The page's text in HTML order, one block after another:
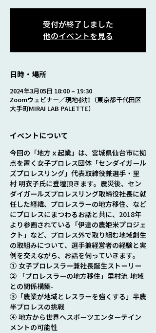
受付が終了しました
他のイベントを見る
日時・場所
2024年3月05日 18:00 – 19:30
Zoomウェビナー／現地参加（東京都千代田区
大手町MIRAI LAB PALETTE）
イベントについて
今回の「地方ｘ起業」は、宮城県仙台市に拠
点を置く女子プロレス団体「センダイガール
ズプロレスリング」代表取締役兼選手・里
村 明衣子氏に登壇頂きます。震災後、セン
ダイガールズプロレスリング取締役社長に就
任した経緯、プロレスラーの地方移住、など
にプロレスにまつわるお話と共に、2018年
より参画されている「伊達の農姫米プロジェ
クト」など、プロレス外で取り組む地域創生
の取組みについて、選手兼経営者の経験と実
例を交えながら、お話を伺っていきます。
① 女子プロレスラー兼社長誕生ストーリー
② 「プロレスラーの地方移住」里村流-地域
との関係構築-
③「農業が地域とレスラーを強くする」半農
半プロレスの挑戦
④ 地方から世界へスポーツエンターテイン
メントの可能性